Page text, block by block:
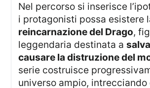
Nel percorso si inserisce l’ipotesi che tra
i protagonisti possa esistere
reincarnazione del Drago,
leggendaria destinata a
causare la distruzione del
serie costruisce
universo ampio, intrecciando